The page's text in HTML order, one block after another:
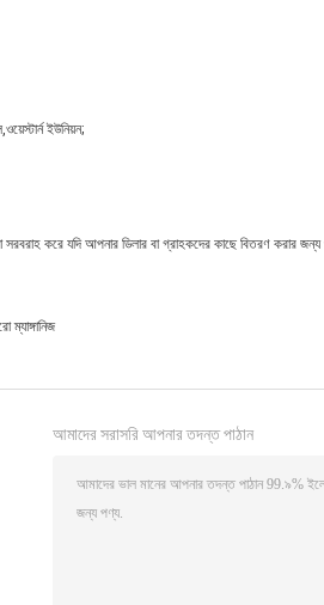
ইউনিয়ন;
সরবরাহ করে যদি আপনার ডিলার বা গ্রাহকদের কাছে বিতরণ করার
ম্যাঙ্গানিজ
আমাদের সরাসরি আপনার তদন্ত পাঠান